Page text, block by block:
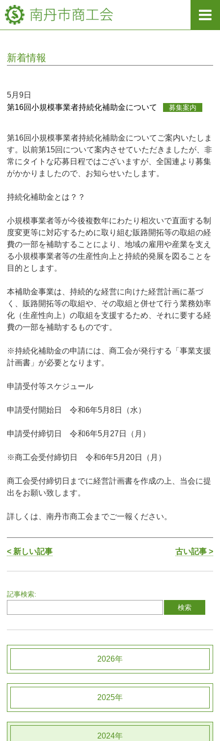
新着情報
5月9日
第16回小規模事業者持続化補助金について
募集案内
第16回小規模事業者持続化補助金についてご案内いたしま
す。以前第15回について案内させていただきましたが、非
常にタイトな応募日程ではございますが、全国連より募集
がかかりましたので、お知らせいたします。
持続化補助金とは？？
小規模事業者等が今後複数年にわたり相次いで直面する制
度変更等に対応するために取り組む販路開拓等の取組の経
費の一部を補助することにより、地域の雇用や産業を支え
る小規模事業者等の生産性向上と持続的発展を図ることを
目的とします。
本補助金事業は、持続的な経営に向けた経営計画に基づ
く、販路開拓等の取組や、その取組と併せて行う業務効率
化（生産性向上）の取組を支援するため、それに要する経
費の一部を補助するものです。
※持続化補助金の申請には、商工会が発行する「事業支援
計画書」が必要となります。
申請受付等スケジュール
申請受付開始日 令和6年5月8日（水）
申請受付締切日 令和6年5月27日（月）
※商工会受付締切日 令和6年5月20日（月）
商工会受付締切日までに経営計画書を作成の上、当会に提
出をお願い致します。
詳しくは、南丹市商工会までご一報ください。
< 新しい記事 古い記事 >
記事検索:
2026年
2025年
2024年